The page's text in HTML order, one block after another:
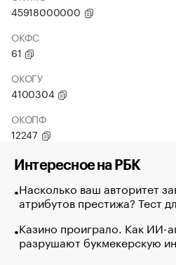
45918000000
ОКФС
61
ОКОГУ
4100304
ОКОПФ
12247
Интересное на РБК
Насколько ваш авторитет
атрибутов престижа? Тест
Казино проиграло. Как ИИ-
разрушают букмекерскую